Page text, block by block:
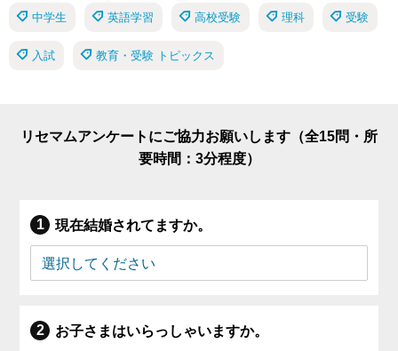
中学生 英語学習 高校受験 理科 受験
入試 教育・受験 トピックス
リセマムアンケートにご協力お願いします（全15問・所
要時間：3分程度）
現在結婚されてますか。
お子さまはいらっしゃいますか。